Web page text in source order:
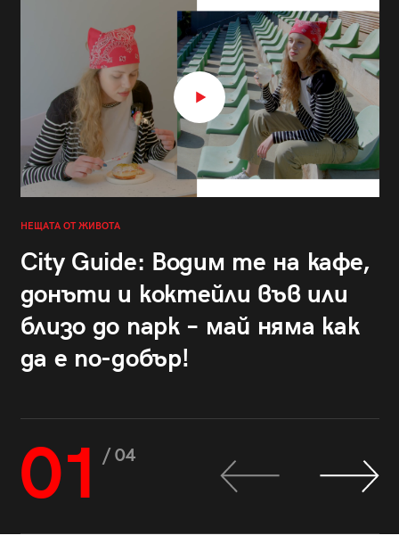
НЕЩАТА ОТ ЖИВОТА
City Guide: Водим те на кафе,
донъти и коктейли във или
близо до парк – май няма как
да е по-добър!
01 / 04